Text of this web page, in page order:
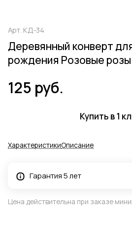
Арт. КД-34
Деревянный конверт
рождения Розовые розы
125 руб.
Купить в 1
ХарактеристикиОписание
Гарантия 5 лет
Цена действительна при заказе